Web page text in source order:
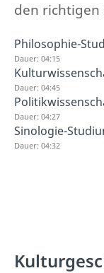
den richtigen
Philosophie-
Dauer: 04:15
Dauer: 04:45
Dauer: 04:27
Sinologie-
Dauer: 04:32